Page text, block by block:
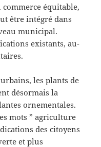
équitable,
être intégré dans
municipal.
existants, au-
urbains, les plants de
désormais la
ornementales.
mots ” agriculture
des citoyens
et plus